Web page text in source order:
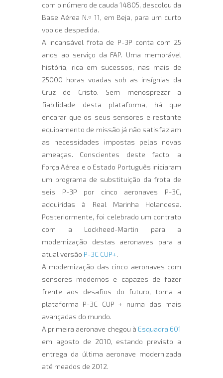
com o número de cauda 14805, descolou da
Base Aérea N.º 11, em Beja, para um curto
voo de despedida.
A incansável frota de P-3P conta com 25
anos ao serviço da FAP. Uma memorável
história, rica em sucessos, nas mais de
25000 horas voadas sob as insígnias da
Cruz de Cristo. Sem menosprezar a
fiabilidade desta plataforma, há que
encarar que os seus sensores e restante
equipamento de missão já não satisfaziam
as necessidades impostas pelas novas
ameaças. Conscientes deste facto, a
Força Aérea e o Estado Português iniciaram
um programa de substituição da frota de
seis P-3P por cinco aeronaves P-3C,
adquiridas à Real Marinha Holandesa.
Posteriormente, foi celebrado um contrato
com a Lockheed-Martin para a
modernização destas aeronaves para a
atual versão P-3C CUP+.
A modernização das cinco aeronaves com
sensores modernos e capazes de fazer
frente aos desafios do futuro, torna a
plataforma P-3C CUP + numa das mais
avançadas do mundo.
A primeira aeronave chegou à Esquadra 601
em agosto de 2010, estando previsto a
entrega da última aeronave modernizada
até meados de 2012.